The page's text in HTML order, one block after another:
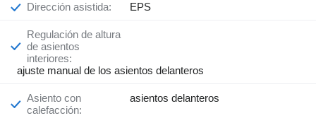
Dirección asistida: EPS
Regulación de altura
de asientos
interiores:
ajuste manual de los asientos delanteros
Asiento con
calefacción:
asientos delanteros